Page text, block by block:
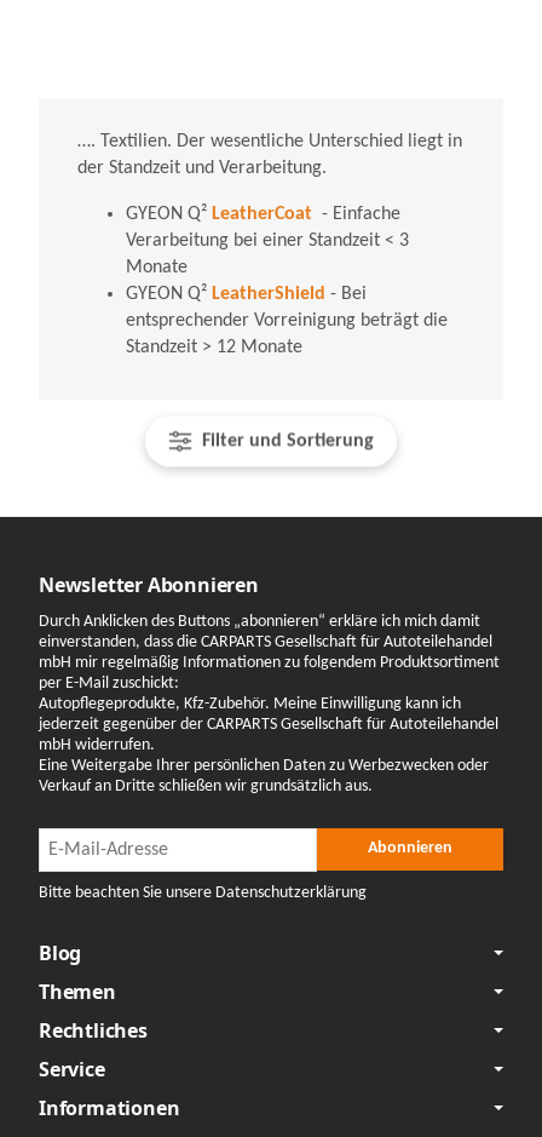
Filter und Sortierung
…. Textilien. Der wesentliche Unterschied liegt in
der Standzeit und Verarbeitung.
GYEON Q² LeatherCoat - Einfache
Verarbeitung bei einer Standzeit < 3
Monate
GYEON Q² LeatherShield - Bei
entsprechender Vorreinigung beträgt die
Standzeit > 12 Monate
Newsletter Abonnieren
Durch Anklicken des Buttons „abonnieren“ erkläre ich mich damit
einverstanden, dass die CARPARTS Gesellschaft für Autoteilehandel
mbH mir regelmäßig Informationen zu folgendem Produktsortiment
per E-Mail zuschickt:
Autopflegeprodukte, Kfz-Zubehör. Meine Einwilligung kann ich
jederzeit gegenüber der CARPARTS Gesellschaft für Autoteilehandel
mbH widerrufen.
Eine Weitergabe Ihrer persönlichen Daten zu Werbezwecken oder
Verkauf an Dritte schließen wir grundsätzlich aus.
Newsletter Abonnieren Abonnieren
Bitte beachten Sie unsere Datenschutzerklärung
Blog
Themen
Rechtliches
Service
Informationen